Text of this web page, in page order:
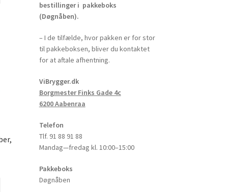
bestillinger i pakkeboks
(Døgnåben).
– I de tilfælde, hvor pakken er for stor
til pakkeboksen, bliver du kontaktet
for at aftale afhentning.
ViBrygger.dk
Borgmester Finks Gade 4c
6200 Aabenraa
Telefon
Tlf. 91 88 91 88
Mandag—fredag kl. 10:00–15:00
Pakkeboks
Døgnåben